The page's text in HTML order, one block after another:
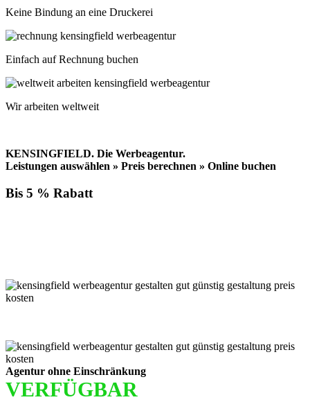
Keine Bindung an eine Druckerei
Einfach auf Rechnung buchen
Wir arbeiten weltweit
KENSINGFIELD. Die Werbeagentur.
Leistungen auswählen » Preis berechnen » Online buchen
Bis 5 % Rabatt
Agentur ohne Einschränkung
VERFÜGBAR